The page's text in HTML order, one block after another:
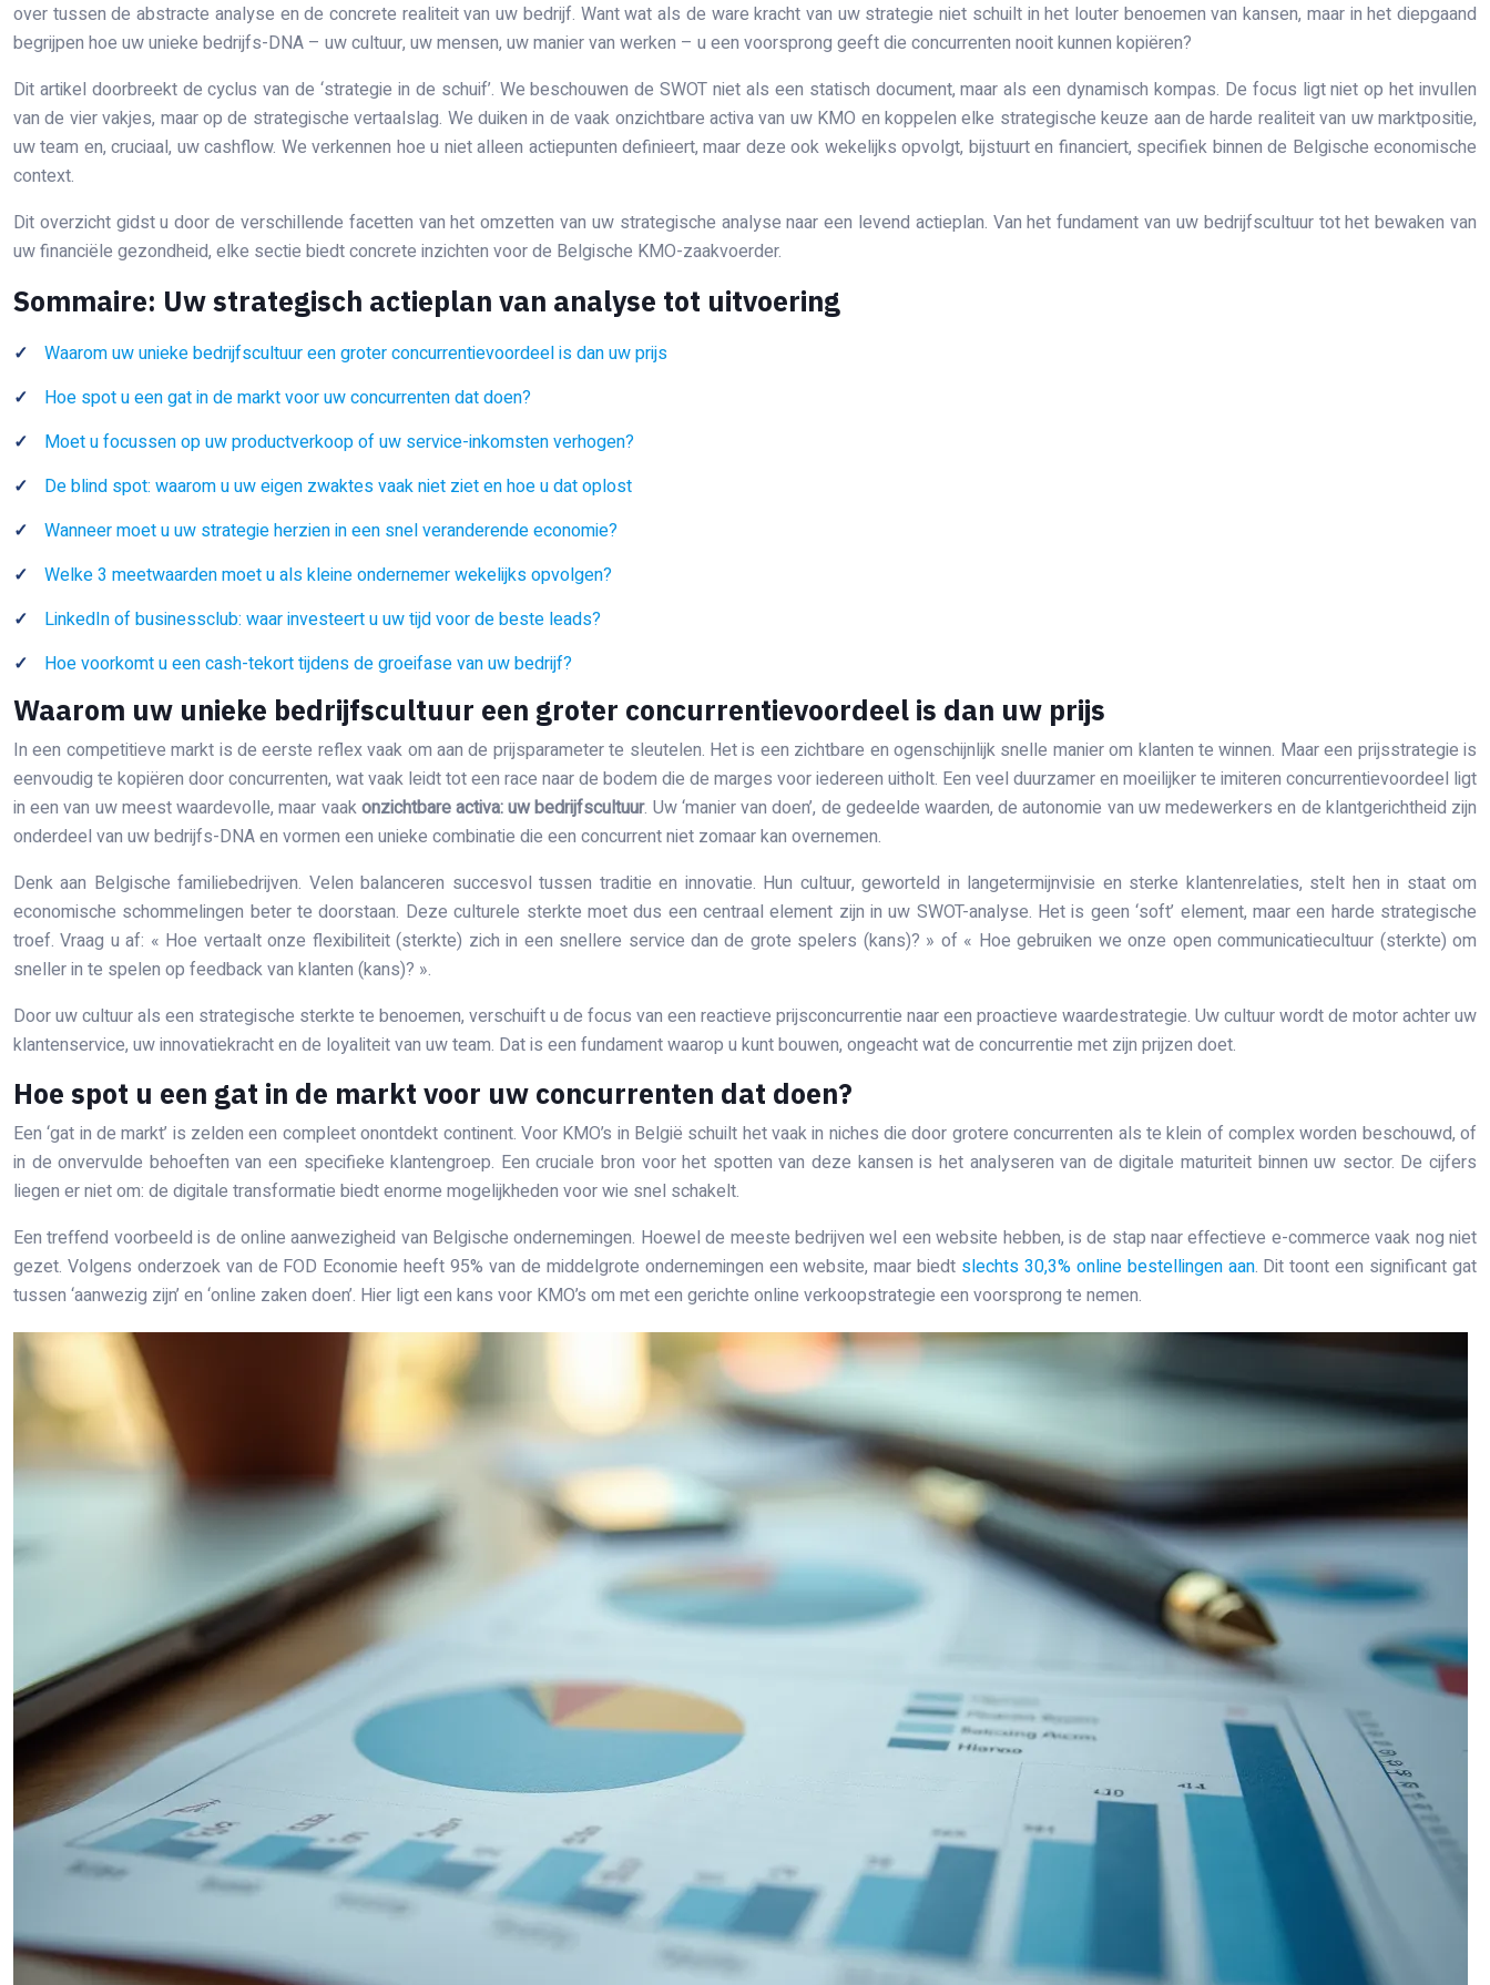
over tussen de abstracte analyse en de concrete realiteit van uw bedrijf. Want wat als de ware kracht van uw strategie niet schuilt in het louter benoemen van kansen, maar in het diepgaand
begrijpen hoe uw unieke bedrijfs-DNA – uw cultuur, uw mensen, uw manier van werken – u een voorsprong geeft die concurrenten nooit kunnen kopiëren?
Dit artikel doorbreekt de cyclus van de ‘strategie in de schuif’. We beschouwen de SWOT niet als een statisch document, maar als een dynamisch kompas. De focus ligt niet op het invullen
van de vier vakjes, maar op de strategische vertaalslag. We duiken in de vaak onzichtbare activa van uw KMO en koppelen elke strategische keuze aan de harde realiteit van uw marktpositie,
uw team en, cruciaal, uw cashflow. We verkennen hoe u niet alleen actiepunten definieert, maar deze ook wekelijks opvolgt, bijstuurt en financiert, specifiek binnen de Belgische economische
context.
Dit overzicht gidst u door de verschillende facetten van het omzetten van uw strategische analyse naar een levend actieplan. Van het fundament van uw bedrijfscultuur tot het bewaken van
uw financiële gezondheid, elke sectie biedt concrete inzichten voor de Belgische KMO-zaakvoerder.
Sommaire: Uw strategisch actieplan van analyse tot uitvoering
Waarom uw unieke bedrijfscultuur een groter concurrentievoordeel is dan uw prijs
Hoe spot u een gat in de markt voor uw concurrenten dat doen?
Moet u focussen op uw productverkoop of uw service-inkomsten verhogen?
De blind spot: waarom u uw eigen zwaktes vaak niet ziet en hoe u dat oplost
Wanneer moet u uw strategie herzien in een snel veranderende economie?
Welke 3 meetwaarden moet u als kleine ondernemer wekelijks opvolgen?
LinkedIn of businessclub: waar investeert u uw tijd voor de beste leads?
Hoe voorkomt u een cash-tekort tijdens de groeifase van uw bedrijf?
Waarom uw unieke bedrijfscultuur een groter concurrentievoordeel is dan uw prijs
In een competitieve markt is de eerste reflex vaak om aan de prijsparameter te sleutelen. Het is een zichtbare en ogenschijnlijk snelle manier om klanten te winnen. Maar een prijsstrategie is
eenvoudig te kopiëren door concurrenten, wat vaak leidt tot een race naar de bodem die de marges voor iedereen uitholt. Een veel duurzamer en moeilijker te imiteren concurrentievoordeel ligt
in een van uw meest waardevolle, maar vaakonzichtbare activa: uw bedrijfscultuur. Uw ‘manier van doen’, de gedeelde waarden, de autonomie van uw medewerkers en de klantgerichtheid zijn
onderdeel van uw bedrijfs-DNA en vormen een unieke combinatie die een concurrent niet zomaar kan overnemen.
Denk aan Belgische familiebedrijven. Velen balanceren succesvol tussen traditie en innovatie. Hun cultuur, geworteld in langetermijnvisie en sterke klantenrelaties, stelt hen in staat om
economische schommelingen beter te doorstaan. Deze culturele sterkte moet dus een centraal element zijn in uw SWOT-analyse. Het is geen ‘soft’ element, maar een harde strategische
troef. Vraag u af: « Hoe vertaalt onze flexibiliteit (sterkte) zich in een snellere service dan de grote spelers (kans)? » of « Hoe gebruiken we onze open communicatiecultuur (sterkte) om
sneller in te spelen op feedback van klanten (kans)? ».
Door uw cultuur als een strategische sterkte te benoemen, verschuift u de focus van een reactieve prijsconcurrentie naar een proactieve waardestrategie. Uw cultuur wordt de motor achter uw
klantenservice, uw innovatiekracht en de loyaliteit van uw team. Dat is een fundament waarop u kunt bouwen, ongeacht wat de concurrentie met zijn prijzen doet.
Hoe spot u een gat in de markt voor uw concurrenten dat doen?
Een ‘gat in de markt’ is zelden een compleet onontdekt continent. Voor KMO’s in België schuilt het vaak in niches die door grotere concurrenten als te klein of complex worden beschouwd, of
in de onvervulde behoeften van een specifieke klantengroep. Een cruciale bron voor het spotten van deze kansen is het analyseren van de digitale maturiteit binnen uw sector. De cijfers
liegen er niet om: de digitale transformatie biedt enorme mogelijkheden voor wie snel schakelt.
Een treffend voorbeeld is de online aanwezigheid van Belgische ondernemingen. Hoewel de meeste bedrijven wel een website hebben, is de stap naar effectieve e-commerce vaak nog niet
gezet. Volgens onderzoek van de FOD Economie heeft 95% van de middelgrote ondernemingen een website, maar biedt slechts 30,3% online bestellingen aan. Dit toont een significant gat
tussen ‘aanwezig zijn’ en ‘online zaken doen’. Hier ligt een kans voor KMO’s om met een gerichte online verkoopstrategie een voorsprong te nemen.